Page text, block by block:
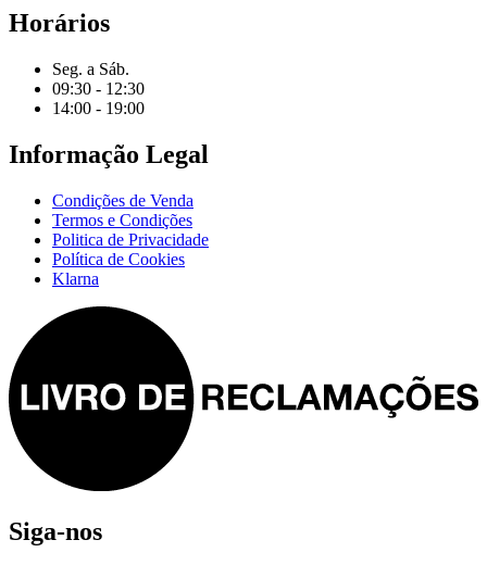
Horários
Seg. a Sáb.
09:30 - 12:30
14:00 - 19:00
Informação Legal
Condições de Venda
Termos e Condições
Politica de Privacidade
Política de Cookies
Klarna
Siga-nos